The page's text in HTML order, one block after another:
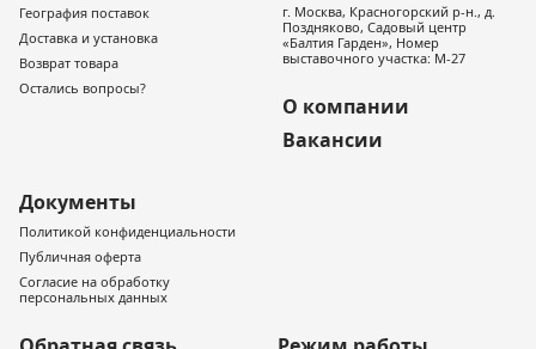
География поставок
Доставка и установка
Возврат товара
Остались вопросы?
г. Москва, Красногорский р-н., д.
Поздняково, Садовый центр
«Балтия Гарден», Номер
выставочного участка: М-27
О компании
Вакансии
Документы
Политикой конфиденциальности
Публичная оферта
Согласие на обработку
персональных данных